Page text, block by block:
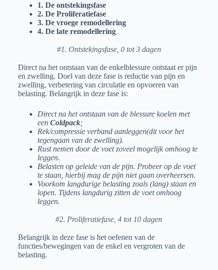
1. De ontstekingsfase
2. De Proliferatiefase
3. De vroege remodellering
4. De late remodellering
#1. Ontstekingsfase, 0 tot 3 dagen
Direct na het ontstaan van de enkelblessure ontstaat er pijn
en zwelling. Doel van deze fase is reductie van pijn en
zwelling, verbetering van circulatie en opvoeren van
belasting. Belangrijk in deze fase is:
Direct na het ontstaan van de blessure koelen met
een Coldpack;
Rek/compressie verband aanleggen(dit voor het
tegengaan van de zwelling).
Rust nemen door de voet zoveel mogelijk omhoog te
leggen.
Belasten op geleide van de pijn. Probeer op de voet
te staan, hierbij mag de pijn niet gaan overheersen.
Voorkom langdurige belasting zoals (lang) staan en
lopen. Tijdens langdurig zitten de voet omhoog
leggen.
#2. Proliferatiefase, 4 tot 10 dagen
Belangrijk in deze fase is het oefenen van de
functies/bewegingen van de enkel en vergroten van de
belasting.